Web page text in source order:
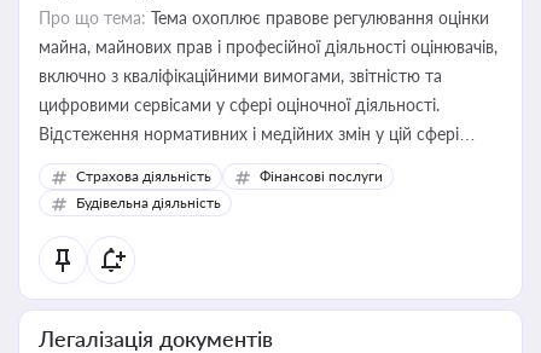
Про що тема: Тема охоплює правове регулювання оцінки
майна, майнових прав і професійної діяльності оцінювачів,
включно з кваліфікаційними вимогами, звітністю та
цифровими сервісами у сфері оціночної діяльності.
Відстеження нормативних і медійних змін у цій сфері
корисне для власника бізнесу, керівника, юриста або
бухгалтера під час оподаткування, приватизації, оренди
державного майна, корпоративних угод і перевірки
статусу суб'єктів оціночної діяльності
Страхова діяльність
Фінансові послуги
Будівельна діяльність
Легалізація документів